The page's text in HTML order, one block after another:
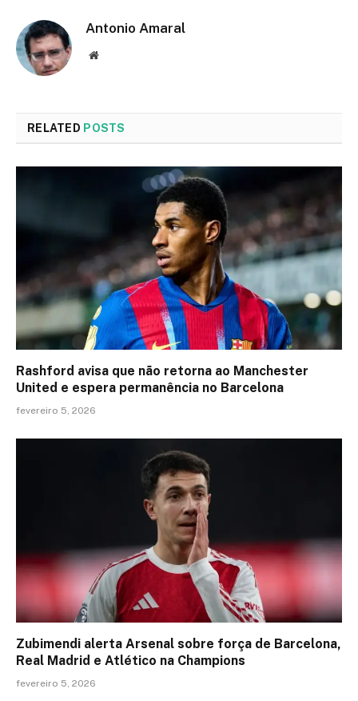
Antonio Amaral
Website
RELATED POSTS
Rashford avisa que não retorna ao Manchester
United e espera permanência no Barcelona
fevereiro 5, 2026
Zubimendi alerta Arsenal sobre força de Barcelona,
Real Madrid e Atlético na Champions
fevereiro 5, 2026